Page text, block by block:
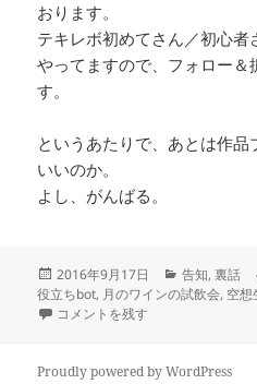
おります。
テキレボ初めてさん／初心
やってますので、フォロー
す。
というあたりで、あとは作
いいのか。
よし、がんばる。
投
稿
日:
2016年9月17日
カ
テ
告知,裏話
役立ちbot, 月のワインの試飲会, 空想
テキレボ4に向けていろいろやって
コメントを残す
Proudly powered by WordPress